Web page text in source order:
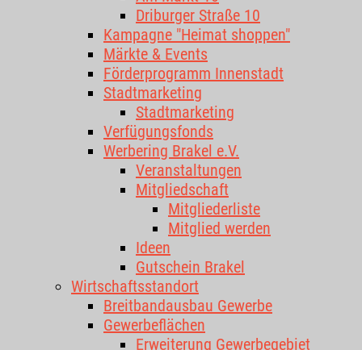
Driburger Straße 10
Kampagne "Heimat shoppen"
Märkte & Events
Förderprogramm Innenstadt
Stadtmarketing
Stadtmarketing
Verfügungsfonds
Werbering Brakel e.V.
Veranstaltungen
Mitgliedschaft
Mitgliederliste
Mitglied werden
Ideen
Gutschein Brakel
Wirtschaftsstandort
Breitbandausbau Gewerbe
Gewerbeflächen
Erweiterung Gewerbegebiet